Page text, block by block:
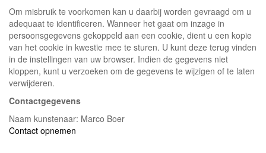
Om misbruik te voorkomen kan u daarbij worden gevraagd om u
adequaat te identificeren. Wanneer het gaat om inzage in
persoonsgegevens gekoppeld aan een cookie, dient u een kopie
van het cookie in kwestie mee te sturen. U kunt deze terug vinden
in de instellingen van uw browser. Indien de gegevens niet
kloppen, kunt u verzoeken om de gegevens te wijzigen of te laten
verwijderen.
Contactgegevens
Naam kunstenaar: Marco Boer
Contact opnemen